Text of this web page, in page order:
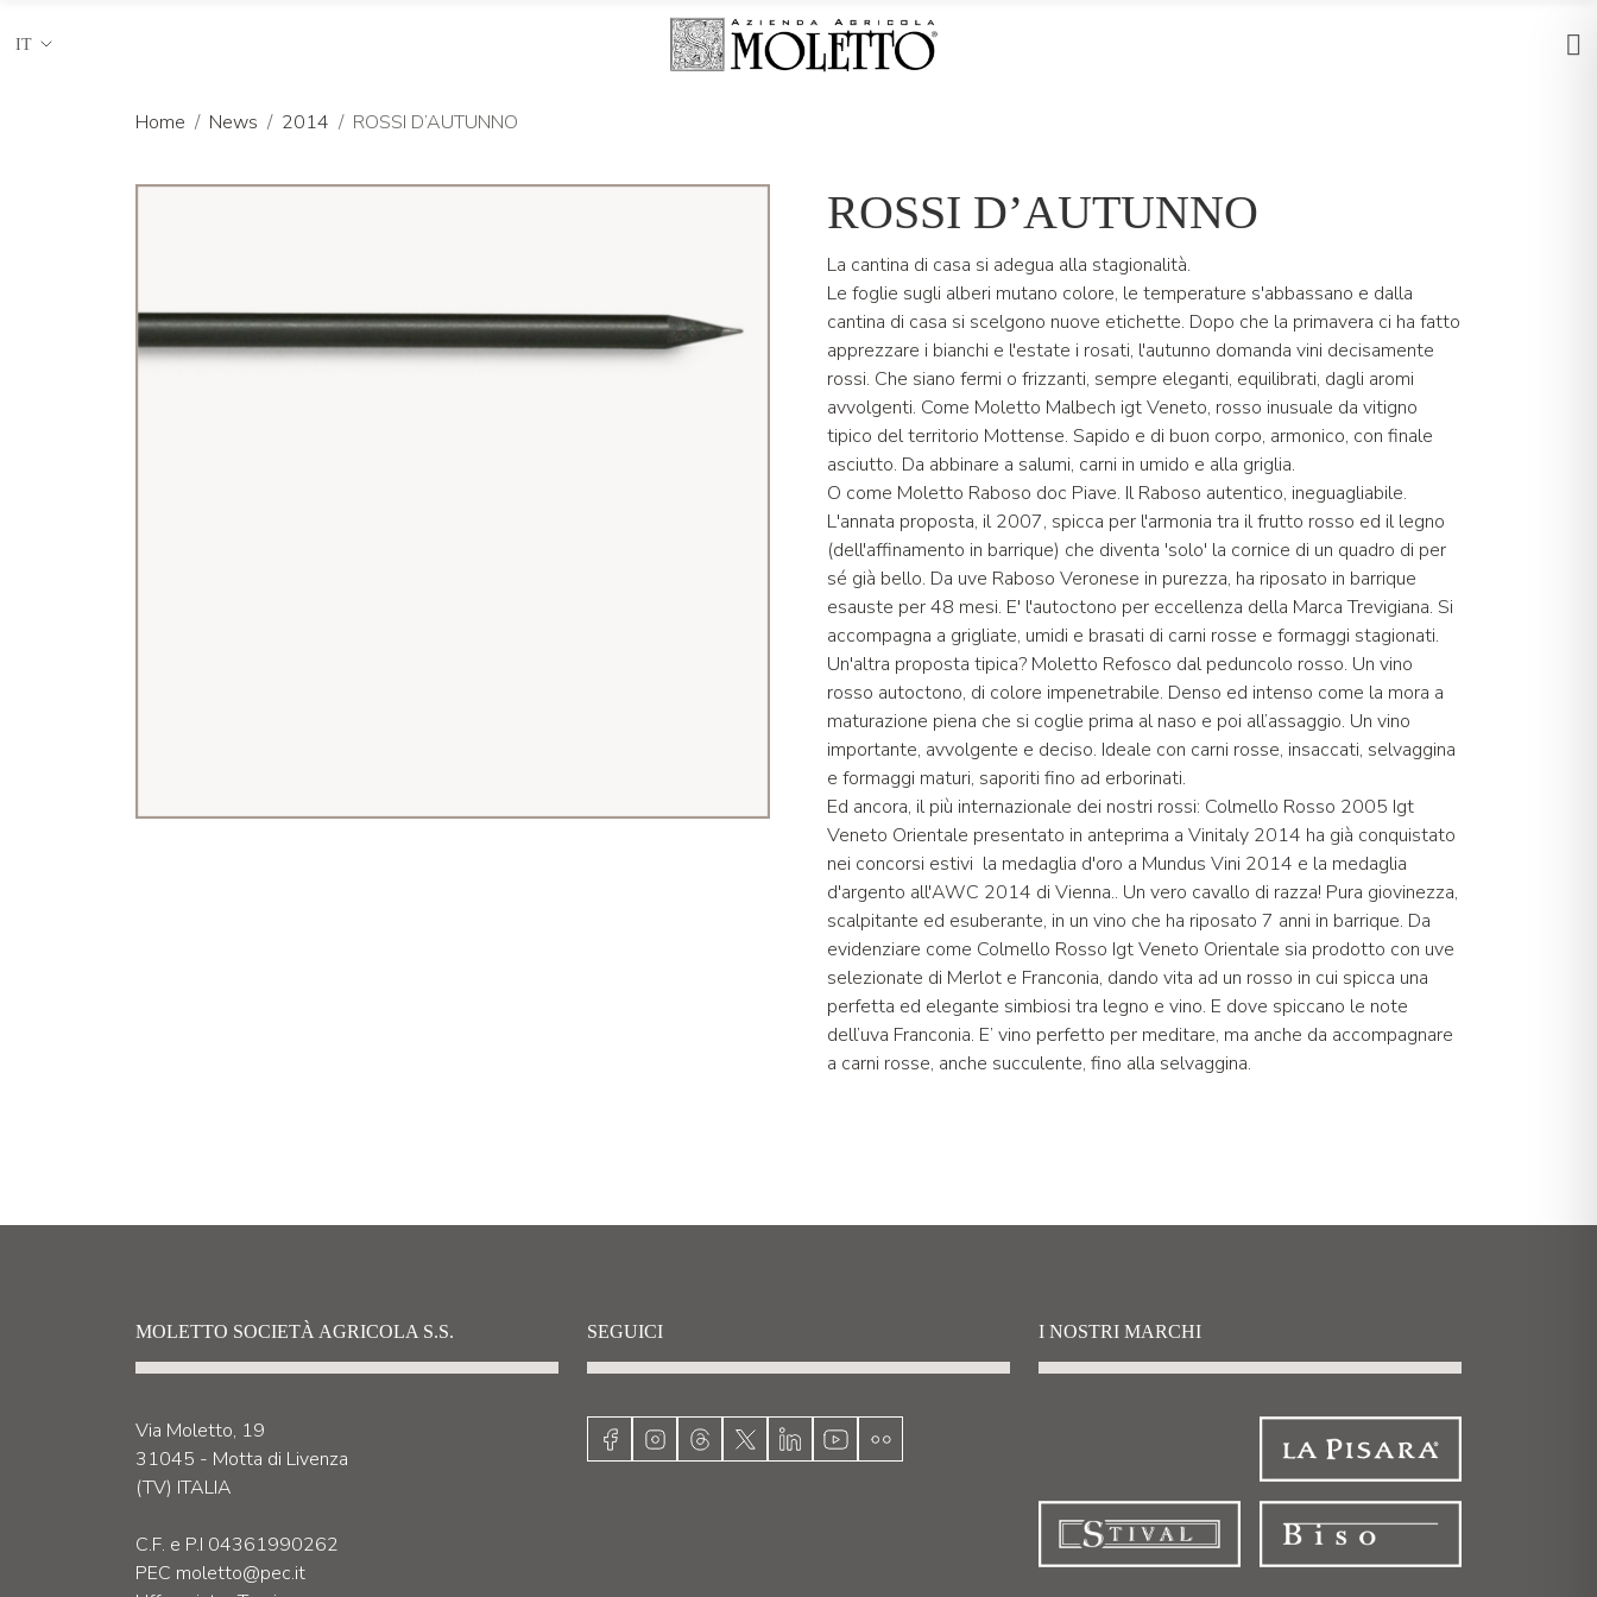
IT
Home News 2014 ROSSI D’AUTUNNO
ROSSI D’AUTUNNO
La cantina di casa si adegua alla stagionalità.
Le foglie sugli alberi mutano colore, le temperature s'abbassano e dalla
cantina di casa si scelgono nuove etichette. Dopo che la primavera ci ha fatto
apprezzare i bianchi e l'estate i rosati, l'autunno domanda vini decisamente
rossi. Che siano fermi o frizzanti, sempre eleganti, equilibrati, dagli aromi
avvolgenti. Come Moletto Malbech igt Veneto, rosso inusuale da vitigno
tipico del territorio Mottense. Sapido e di buon corpo, armonico, con finale
asciutto. Da abbinare a salumi, carni in umido e alla griglia.
O come Moletto Raboso doc Piave. Il Raboso autentico, ineguagliabile.
L'annata proposta, il 2007, spicca per l'armonia tra il frutto rosso ed il legno
(dell'affinamento in barrique) che diventa 'solo' la cornice di un quadro di per
sé già bello. Da uve Raboso Veronese in purezza, ha riposato in barrique
esauste per 48 mesi. E' l'autoctono per eccellenza della Marca Trevigiana. Si
accompagna a grigliate, umidi e brasati di carni rosse e formaggi stagionati.
Un'altra proposta tipica? Moletto Refosco dal peduncolo rosso. Un vino
rosso autoctono, di colore impenetrabile. Denso ed intenso come la mora a
maturazione piena che si coglie prima al naso e poi all’assaggio. Un vino
importante, avvolgente e deciso. Ideale con carni rosse, insaccati, selvaggina
e formaggi maturi, saporiti fino ad erborinati.
Ed ancora, il più internazionale dei nostri rossi: Colmello Rosso 2005 Igt
Veneto Orientale presentato in anteprima a Vinitaly 2014 ha già conquistato
nei concorsi estivi la medaglia d'oro a Mundus Vini 2014 e la medaglia
d'argento all'AWC 2014 di Vienna.. Un vero cavallo di razza! Pura giovinezza,
scalpitante ed esuberante, in un vino che ha riposato 7 anni in barrique. Da
evidenziare come Colmello Rosso Igt Veneto Orientale sia prodotto con uve
selezionate di Merlot e Franconia, dando vita ad un rosso in cui spicca una
perfetta ed elegante simbiosi tra legno e vino. E dove spiccano le note
dell’uva Franconia. E’ vino perfetto per meditare, ma anche da accompagnare
a carni rosse, anche succulente, fino alla selvaggina.
MOLETTO SOCIETÀ AGRICOLA S.S.
Via Moletto, 19
31045 - Motta di Livenza
(TV) ITALIA
C.F. e P.I 04361990262
PEC moletto@pec.it
SEGUICI I NOSTRI MARCHI